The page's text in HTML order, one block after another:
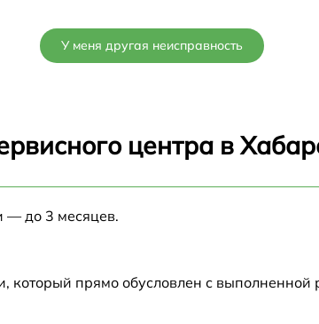
У меня другая неисправность
центра в
— до 3 месяцев.
который прямо обусловлен с